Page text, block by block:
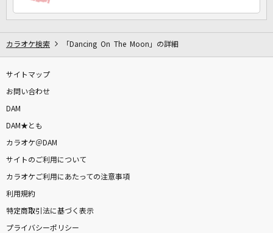
カラオケ検索 「Dancing On The Moon」の詳細
サイトマップ
お問い合わせ
DAM
DAM★とも
カラオケ＠DAM
サイトのご利用について
カラオケご利用にあたっての注意事項
利用規約
特定商取引法に基づく表示
プライバシーポリシー